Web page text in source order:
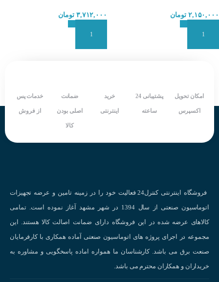
۲,۱۵۰,۰۰۰ تومان ۳,۷۱۲,۰۰۰ تومان
امکان تحویل
اکسپرس
پشتیبانی 24
ساعته
خرید
اینترنتی
ضمانت
اصلی بودن
کالا
خدمات پس
از فروش
فروشگاه اینترنتی کنترل24 فعالیت خود را در زمینه تامین و عرضه تجهیزات
اتوماسیون صنعتی از سال 1394 در شهر مشهد آغاز نموده است. تمامی
کالاهای عرضه شده در این فروشگاه دارای ضمانت اصالت کالا هستند. این
مجموعه در اجرای پروژه های اتوماسیون صنعتی آماده همکاری با کارفرمایان
صنعت برق می باشد. کارشناسان ما همواره اماده پاسخگویی و مشاوره به
خریداران و همکاران محترم می باشد.